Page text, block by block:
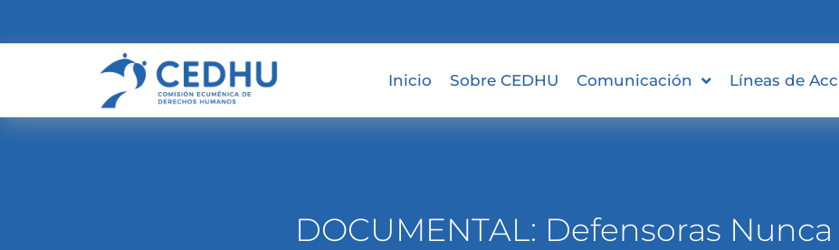
Inicio Sobre CEDHU Comunicación Líneas de
DOCUMENTAL: Defensoras Nunca